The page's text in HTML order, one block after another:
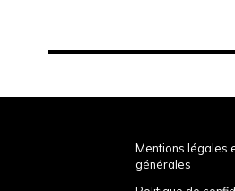
Mentions légales
générales